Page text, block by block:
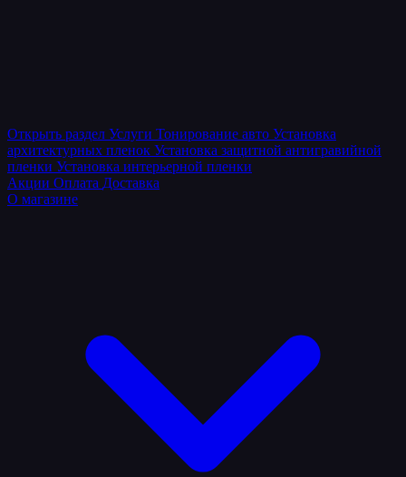
Открыть раздел Услуги Тонирование авто Установка
архитектурных пленок Установка защитной антигравийной
пленки Установка интерьерной пленки
Акции Оплата Доставка
О магазине